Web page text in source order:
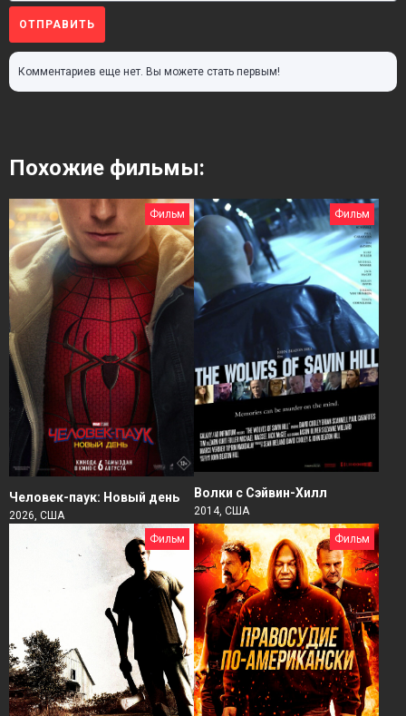
ОТПРАВИТЬ
Комментариев еще нет. Вы можете стать первым!
Похожие фильмы:
Фильм
Человек-паук: Новый день
2026, США
Фильм
Волки с Сэйвин-Хилл
2014, США
Фильм Фильм